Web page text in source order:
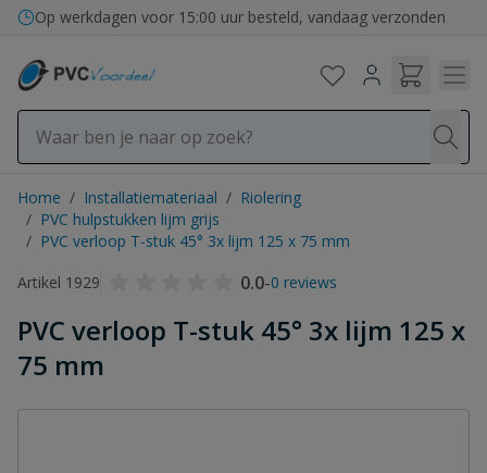
Ga naar de inhoud
Op werkdagen voor 15:00 uur besteld, vandaag verzonden
Home / Installatiemateriaal / Riolering
/ PVC hulpstukken lijm grijs
/ PVC verloop T-stuk 45° 3x lijm 125 x 75 mm
Artikel 1929
0.0-0 reviews
PVC verloop T-stuk 45° 3x lijm 125 x
75 mm